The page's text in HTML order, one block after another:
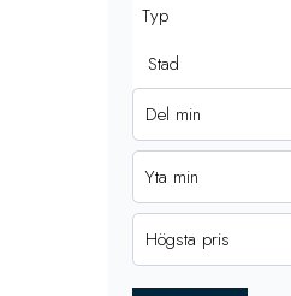
Typ
Stad